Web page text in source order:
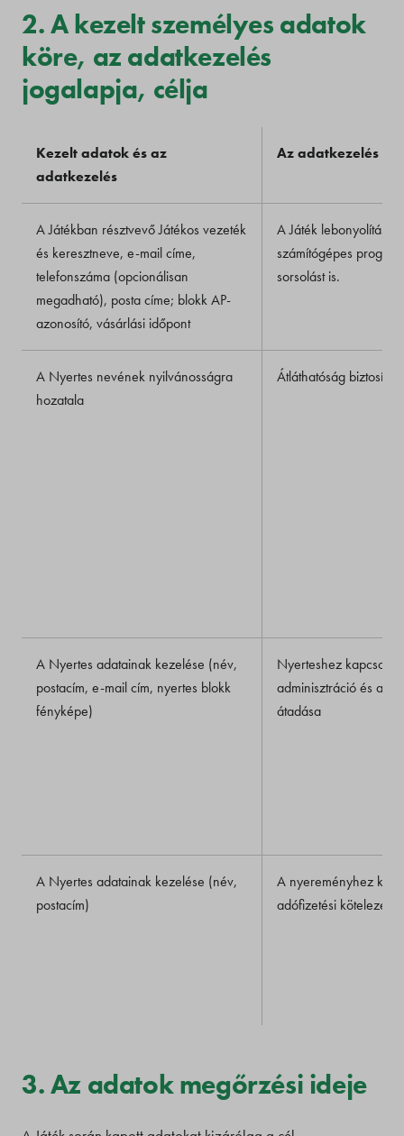
2. A kezelt személyes adatok
köre, az adatkezelés
jogalapja, célja
Kezelt adatok és az
adatkezelés
Az adatkezelés
A Játékban résztvevő Játékos vezeték
és keresztneve, e-mail címe,
telefonszáma (opcionálisan
megadható), posta címe; blokk AP-
azonosító, vásárlási időpont
A Játék lebonyolítása,
számítógépes
sorsolást is.
A Nyertes nevének nyilvánosságra
hozatala
Átláthatóság
A Nyertes adatainak kezelése (név,
postacím, e-mail cím, nyertes blokk
fényképe)
Nyerteshez
adminisztráció és a
átadása
A Nyertes adatainak kezelése (név,
postacím)
A nyereményhez
adófizetési
3. Az adatok megőrzési ideje